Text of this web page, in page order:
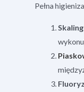
Pełna